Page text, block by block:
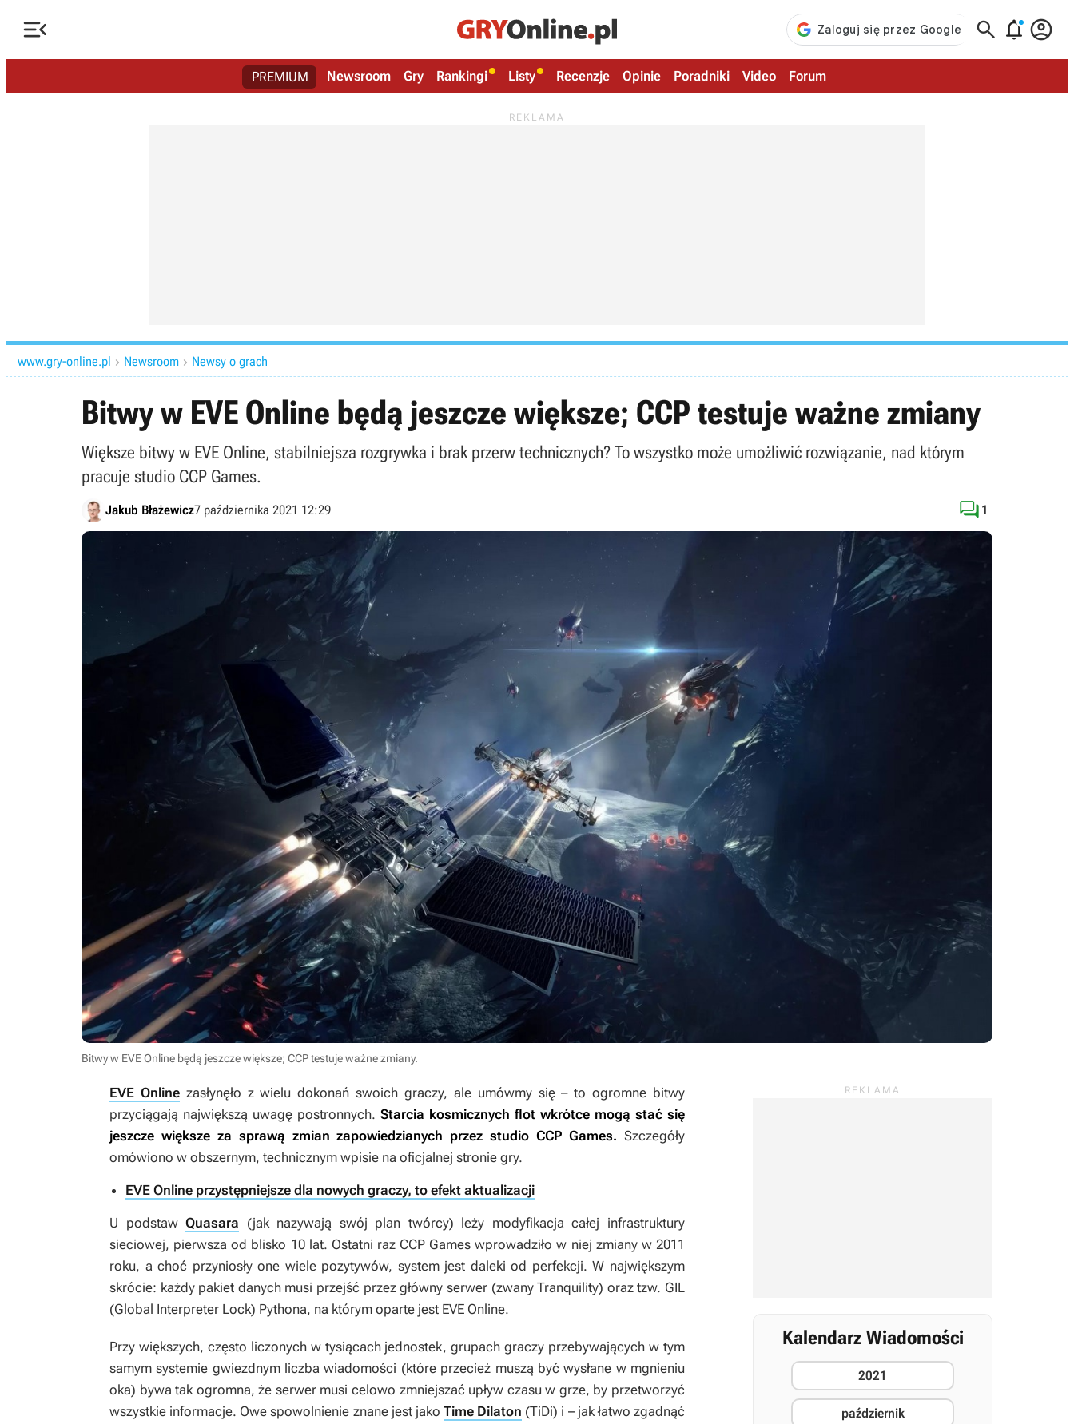
   
PREMIUM Newsroom Gry Rankingi Listy Recenzje Opinie Poradniki Video Forum
www.gry-online.pl  Newsroom  Newsy o grach
Bitwy w EVE Online będą jeszcze większe; CCP testuje ważne zmiany
Większe bitwy w EVE Online, stabilniejsza rozgrywka i brak przerw technicznych? To wszystko może umożliwić rozwiązanie, nad którym
pracuje studio CCP Games.
Jakub Błażewicz7 października 2021 12:29  1
Bitwy w EVE Online będą jeszcze większe; CCP testuje ważne zmiany.
EVE Onlinezasłynęło z wielu dokonań swoich graczy, ale umówmy się – to ogromne bitwy
przyciągają największą uwagę postronnych. Starcia kosmicznych flot wkrótce mogą stać się
jeszcze większe za sprawą zmian zapowiedzianych przez studio CCP Games. Szczegóły
omówiono w obszernym, technicznym wpisie na oficjalnej stronie gry.
EVE Online przystępniejsze dla nowych graczy, to efekt aktualizacji
U podstawQuasara (jak nazywają swój plan twórcy) leży modyfikacja całej infrastruktury
sieciowej, pierwsza od blisko 10 lat. Ostatni raz CCP Games wprowadziło w niej zmiany w 2011
roku, a choć przyniosły one wiele pozytywów, system jest daleki od perfekcji. W największym
skrócie: każdy pakiet danych musi przejść przez główny serwer (zwany Tranquility) oraz tzw. GIL
(Global Interpreter Lock) Pythona, na którym oparte jest EVE Online.
Przy większych, często liczonych w tysiącach jednostek, grupach graczy przebywających w tym
samym systemie gwiezdnym liczba wiadomości (które przecież muszą być wysłane w mgnieniu
oka) bywa tak ogromna, że serwer musi celowo zmniejszać upływ czasu w grze, by przetworzyć
wszystkie informacje. Owe spowolnienie znane jest jako Time Dilaton (TiDi) i – jak łatwo zgadnąć
Kalendarz Wiadomości
2021
październik